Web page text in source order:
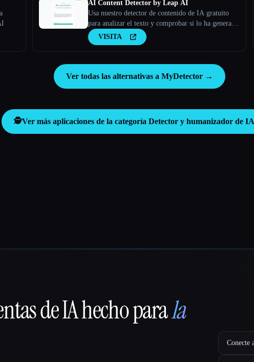
AI Content Detector by Leap AI
Usa nuestro detector de contenido de IA gratuito
para analizar el texto y comprobar si lo ha generado
la IA o no. Herramienta AI Checker, 100% gratis
para siempre.
VISITA
Ver todas las alternativas a MyDetector →
🕵️Ver más aplicaciones de la categoría Detector y humanizador de IA
de IA hecho parala
Conecte